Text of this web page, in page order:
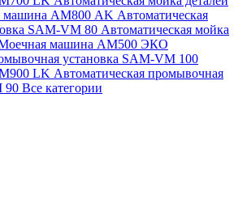
машина АМ800 AK Автоматическая
SAM-VM 80 Автоматическая мойка
машина АМ500 ЭКО
установка SAM-VM 100
LK Автоматическая промывочная
90 Все категории